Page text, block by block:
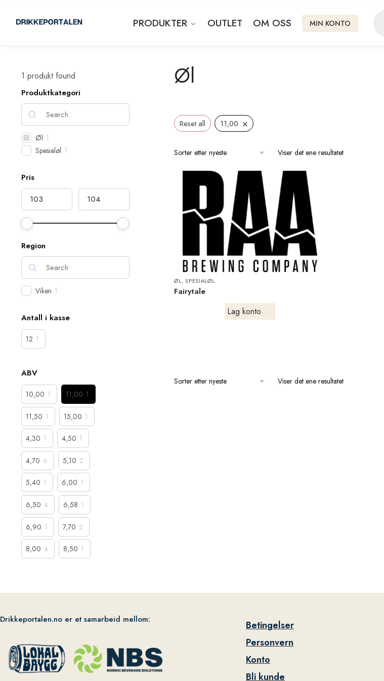
PRODUKTER OUTLET OM OSS MIN KONTO
Øl
Reset all 11,00 ×
Viser det ene resultatet
ØL, SPESIALØL
Fairytale
Lag konto
Viser det ene resultatet
1 produkt found
Produktkategori
Øl 1
Spesialøl 1
Pris
Region
Viken 1
Antall i kasse
12 1
ABV
10,00 1 11,00 1
11,50 1 15,00 1
4,30 1 4,50 1
4,70 6 5,10 2
5,40 1 6,00 1
6,50 4 6,58 1
6,90 1 7,70 2
8,00 4 8,50 1
Drikkeportalen.no er et samarbeid mellom:
Betingelser
Personvern
Konto
Bli kunde